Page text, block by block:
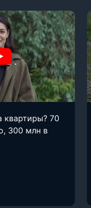
квартиры? 70
300 млн в